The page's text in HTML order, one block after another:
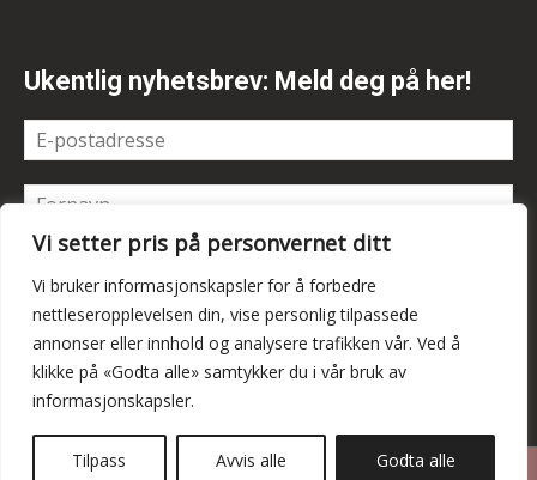
Vi setter pris på personvernet ditt
Vi bruker informasjonskapsler for å forbedre
nettleseropplevelsen din, vise personlig tilpassede
annonser eller innhold og analysere trafikken vår. Ved å
klikke på «Godta alle» samtykker du i vår bruk av
informasjonskapsler.
Tilpass Avvis alle Godta alle
Ukentlig nyhetsbrev: Meld deg på her!